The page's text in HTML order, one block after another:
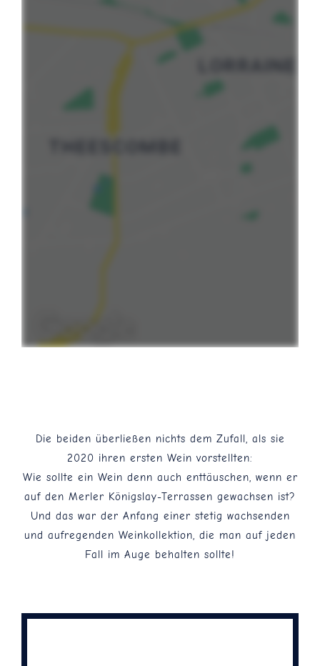
Die beiden überließen nichts dem Zufall, als sie
2020 ihren ersten Wein vorstellten:
Wie sollte ein Wein denn auch enttäuschen, wenn er
auf den Merler Königslay-Terrassen gewachsen ist?
Und das war der Anfang einer stetig wachsenden
und aufregenden Weinkollektion, die man auf jeden
Fall im Auge behalten sollte!